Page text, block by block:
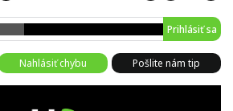
Prihlásiť sa
Nahlásiť chybu Pošlite nám tip